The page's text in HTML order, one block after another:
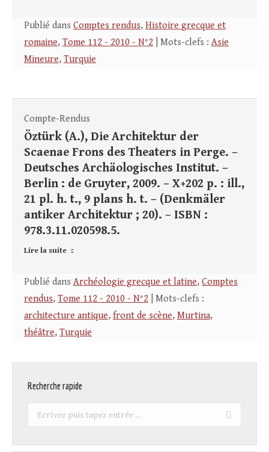
Publié dans Comptes rendus, Histoire grecque et
romaine, Tome 112 - 2010 - N°2 | Mots-clefs : Asie
Mineure, Turquie
Compte-Rendus
Öztürk (A.), Die Architektur der
Scaenae Frons des Theaters in Perge. –
Deutsches Archäologisches Institut. –
Berlin : de Gruyter, 2009. – X+202 p. : ill.,
21 pl. h. t., 9 plans h. t. – (Denkmäler
antiker Architektur ; 20). – ISBN :
978.3.11.020598.5.
Lire la suite
Publié dans Archéologie grecque et latine, Comptes
rendus, Tome 112 - 2010 - N°2 | Mots-clefs :
architecture antique, front de scène, Murtina,
théâtre, Turquie
Recherche rapide
Recherche